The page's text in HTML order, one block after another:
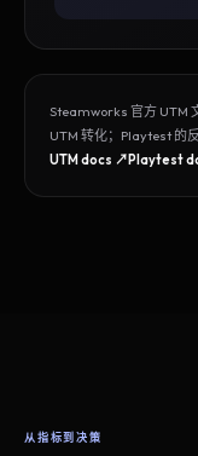
Steamworks 官方 UTM
UTM 转化；Playtest 的
UTM docs ↗Playtest
从指标到决策